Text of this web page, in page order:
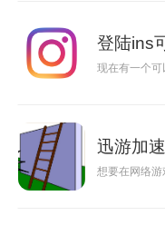
登陆ins
现在有一个
迅游加
想要在网络